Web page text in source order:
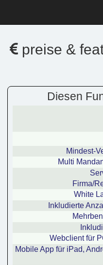
preise &
Diesen
Mindest-
Multi
Firma/
White
Inkludierte
Webclient für
Mobile App für iPad,